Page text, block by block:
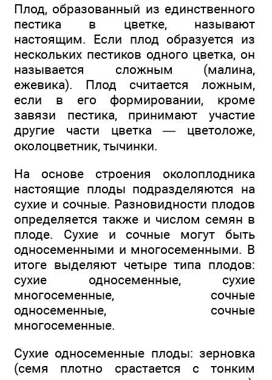
Плод, образованный из единственного
пестика в цветке, называют
настоящим. Если плод образуется из
нескольких пестиков одного цветка, он
называется сложным (малина,
ежевика). Плод считается ложным,
если в его формировании, кроме
завязи пестика, принимают участие
другие части цветка — цветоложе,
околоцветник, тычинки.
На основе строения околоплодника
настоящие плоды подразделяются на
сухие и сочные. Разновидности плодов
определяется также и числом семян в
плоде. Сухие и сочные могут быть
односеменными и многосеменными. В
итоге выделяют четыре типа плодов:
сухие односеменные, сухие
многосеменные, сочные
односеменные, сочные
многосеменные.
Сухие односеменные плоды: зерновка
(семя плотно срастается с тонким